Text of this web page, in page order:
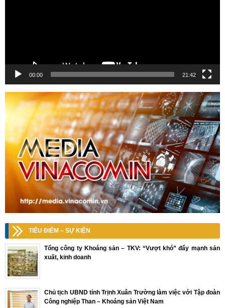
00:00 21:42
TIÊU ĐIỂM – SỰ KIỆN
Tổng công ty Khoáng sản – TKV: “Vượt khó” đẩy mạnh sản
xuất, kinh doanh
Chủ tịch UBND tỉnh Trịnh Xuân Trường làm việc với Tập đoàn
Công nghiệp Than – Khoáng sản Việt Nam